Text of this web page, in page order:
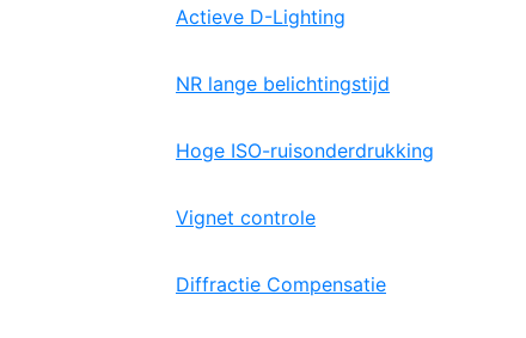
Actieve D-Lighting
NR lange belichtingstijd
Hoge ISO-ruisonderdrukking
Vignet controle
Diffractie Compensatie